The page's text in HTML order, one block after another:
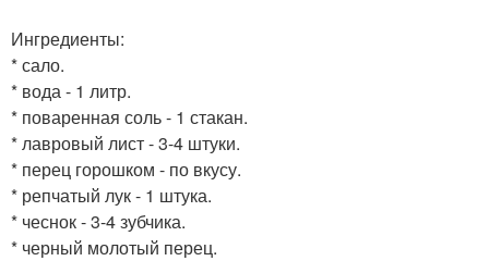
Ингредиенты:
* сало.
* вода - 1 литр.
* поваренная соль - 1 стакан.
* лавровый лист - 3-4 штуки.
* перец горошком - по вкусу.
* репчатый лук - 1 штука.
* чеснок - 3-4 зубчика.
* черный молотый перец.